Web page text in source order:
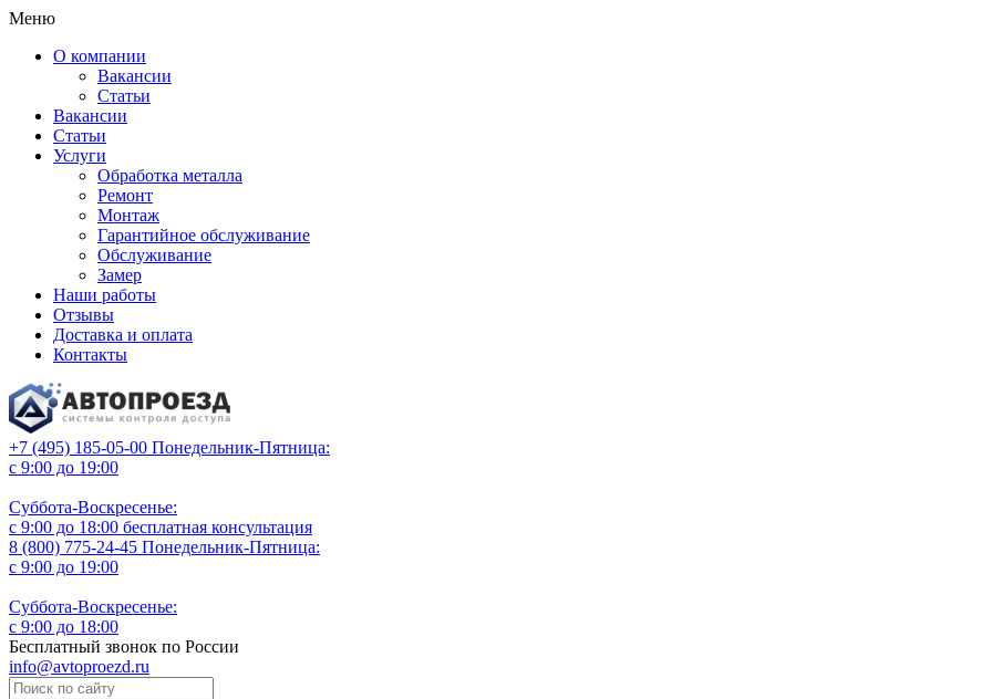
Меню
О компании
Вакансии
Статьи
Вакансии
Статьи
Услуги
Обработка металла
Ремонт
Монтаж
Гарантийное обслуживание
Обслуживание
Замер
Наши работы
Отзывы
Доставка и оплата
Контакты
+7 (495) 185-05-00 Понедельник-Пятница:
с 9:00 до 19:00
Суббота-Воскресенье:
с 9:00 до 18:00 бесплатная консультация
8 (800) 775-24-45 Понедельник-Пятница:
с 9:00 до 19:00
Суббота-Воскресенье:
с 9:00 до 18:00
Бесплатный звонок по России
info@avtoproezd.ru